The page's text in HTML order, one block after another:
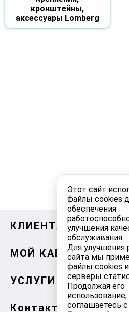
Этот сайт
файлы cookies
обеспечения
улучшения
обслуживания.
Для улучшения
сайта мы
файлы cookies и
серверы
Продолжая его
соглашаетесь
кронштейны,
аксессуары Lomberg
КЛИЕНТАМ
МОЙ КАБИНЕТ
УСЛУГИ
Контакты